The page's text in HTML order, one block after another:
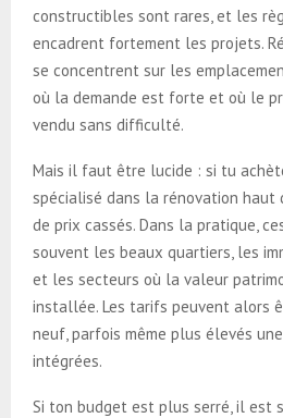
constructibles sont rares, et les
encadrent fortement les projets.
se concentrent sur les
où la demande est forte et où le
vendu sans difficulté.
Mais il faut être lucide : si tu
spécialisé dans la rénovation haut
de prix cassés. Dans la pratique,
souvent les beaux quartiers, les
et les secteurs où la valeur
installée. Les tarifs peuvent alors
neuf, parfois même plus élevés
intégrées.
Si ton budget est plus serré, il est